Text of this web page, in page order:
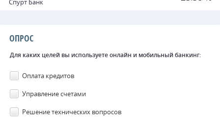
Спурт Банк
ОПРОС
Для каких целей вы используете онлайн и мобильный банкинг:
Оплата кредитов
Управление счетами
Решение технических вопросов